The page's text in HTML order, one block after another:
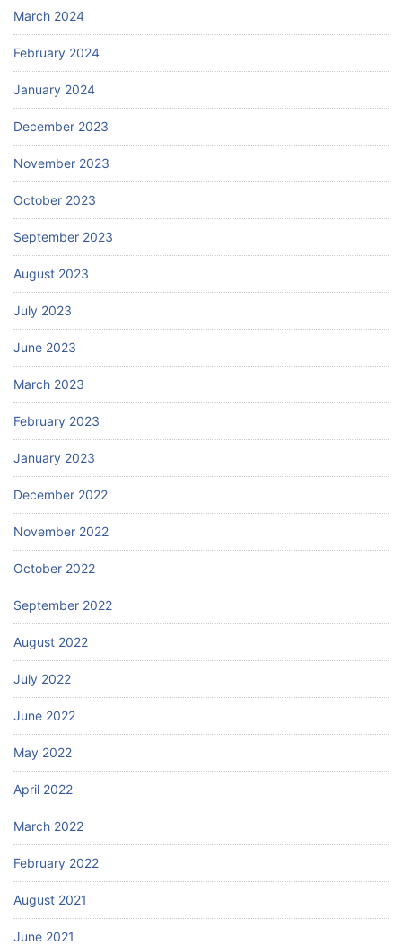
March 2024
February 2024
January 2024
December 2023
November 2023
October 2023
September 2023
August 2023
July 2023
June 2023
March 2023
February 2023
January 2023
December 2022
November 2022
October 2022
September 2022
August 2022
July 2022
June 2022
May 2022
April 2022
March 2022
February 2022
August 2021
June 2021